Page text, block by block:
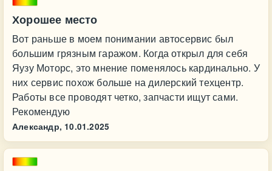
Хорошее место
Вот раньше в моем понимании автосервис был
большим грязным гаражом. Когда открыл для себя
Яузу Моторс, это мнение поменялось кардинально. У
них сервис похож больше на дилерский техцентр.
Работы все проводят четко, запчасти ищут сами.
Рекомендую
Александр, 10.01.2025